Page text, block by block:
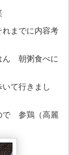
までに内容考
ん 朝粥食べに
て行きまし
で 参鶏（高麗